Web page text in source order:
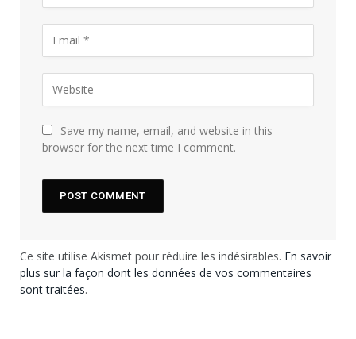
Save my name, email, and website in this
browser for the next time I comment.
Ce site utilise Akismet pour réduire les indésirables. En savoir
plus sur la façon dont les données de vos commentaires
sont traitées.